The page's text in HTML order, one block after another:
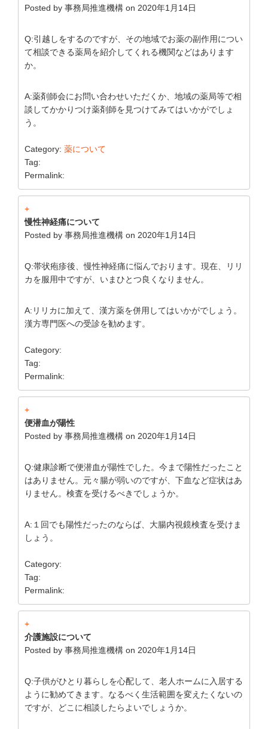
Posted by 事務局推進機構 on 2020年1月14日
Q:引越しをするのですが、その地域でお薬の副作用につい
て相談できる薬局を紹介してくれる機関などはあります
か。
A:薬剤師会にお問い合わせいただくか、地域の薬局等で相
談してかかりつけ薬剤師を見つけてみてはいかがでしょ
う。
Category: 薬について
Tag:
Permalink:
+
慢性神経痛について
Posted by 事務局推進機構 on 2020年1月14日
Q:帯状疱疹後、慢性神経痛に悩んでおります。現在、リリ
カを服用中ですが、いまひとつ良くなりません。
A:リリカに加えて、漢方薬を併用してはいかがでしょう。
漢方専門医への受診を勧めます。
Category:
Tag:
Permalink:
+
便潜血が陽性
Posted by 事務局推進機構 on 2020年1月14日
Q:健康診断で便潜血が陽性でした。今まで陽性だったこと
はありません。元々腸が弱いのですが、下血など症状はあ
りません。検査を受けるべきでしょうか。
A:１回でも陽性だったのならば、大腸内視鏡検査を受けま
しょう。
Category:
Tag:
Permalink:
+
介護施設について
Posted by 事務局推進機構 on 2020年1月14日
Q:子供がひとり暮らしを心配して、老人ホームに入居する
ように勧めてきます。なるべく生活範囲を変えたくないの
ですが、どこに相談したらよいでしょうか。